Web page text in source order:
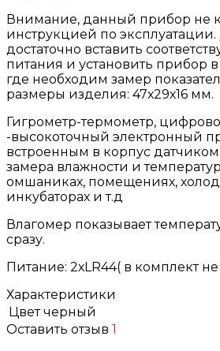
Внимание, данный прибор не
инструкцией по
достаточно вставить
питания и установить прибор
где необходим замер
размеры изделия: 47х29х16 мм.
Гигрометр-термометр,
-высокоточный электронный
встроенным в корпус
замера влажности и
омшаниках, помещениях,
инкубаторах и т.д
Влагомер показывает
сразу.
Питание: 2хLR44( в комплект
Характеристики
Цвет черный
Оставить отзыв 1